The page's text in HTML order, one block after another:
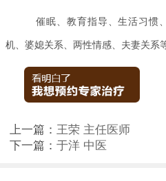
催眠 教育指导 、生活习惯
机 、婆媳关系 、两性情感 夫妻关系
上一篇： 王荣 主任医师
下一篇： 于洋 中医